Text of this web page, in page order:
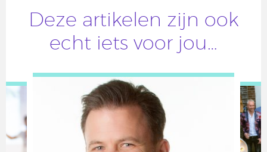
Deze artikelen zijn ook
echt iets voor jou…